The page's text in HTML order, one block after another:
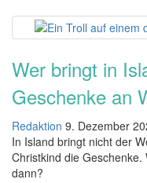
Wer bringt in
Geschenke an
Redaktion 9. Dezember
In Island bringt nicht der
Christkind die
dann?